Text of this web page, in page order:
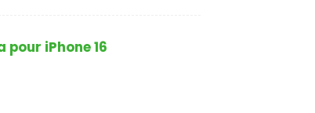
iPhone 16